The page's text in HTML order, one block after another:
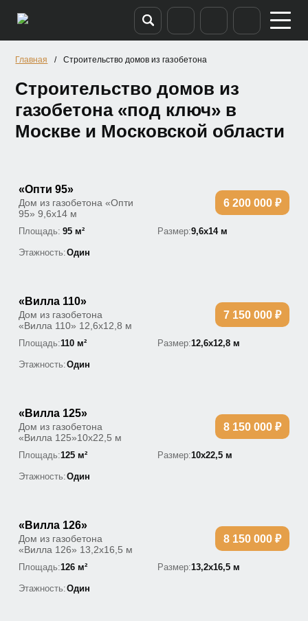
Главная / Строительство домов из газобетона
Строительство домов из
газобетона «под ключ» в
Москве и Московской области
«Опти 95»
Дом из газобетона «Опти
95» 9,6х14 м
6 200 000 ₽
Площадь: 95 м² Размер:9,6х14 м
Этажность:Один
«Вилла 110»
Дом из газобетона
«Вилла 110» 12,6х12,8 м
7 150 000 ₽
Площадь:110 м² Размер:12,6х12,8 м
Этажность:Один
«Вилла 125»
Дом из газобетона
«Вилла 125»10х22,5 м
8 150 000 ₽
Площадь:125 м² Размер:10х22,5 м
Этажность:Один
«Вилла 126»
Дом из газобетона
«Вилла 126» 13,2х16,5 м
8 150 000 ₽
Площадь:126 м² Размер:13,2х16,5 м
Этажность:Один